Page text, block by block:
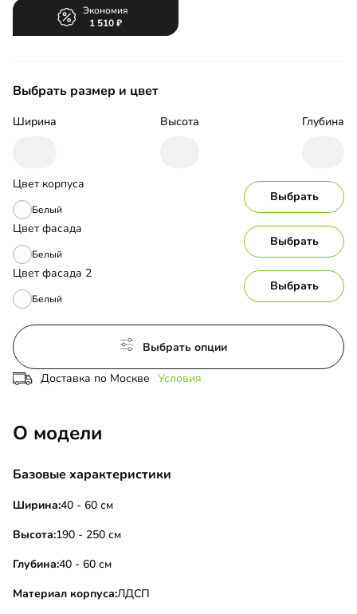
Экономия
1 510
Выбрать размер и цвет
Ширина Высота Глубина
Цвет корпуса
Белый
Выбрать
Цвет фасада
Белый
Выбрать
Цвет фасада 2
Белый
Выбрать
Выбрать опции
Доставка по Москве Условия
О модели
Базовые характеристики
Ширина:40 - 60 см
Высота:190 - 250 см
Глубина:40 - 60 см
Материал корпуса:ЛДСП